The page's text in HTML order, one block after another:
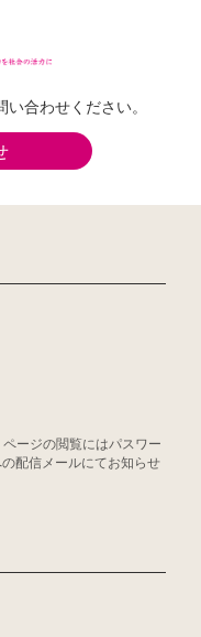
合わせください。
ージの閲覧にはパスワー
配信メールにてお知らせ